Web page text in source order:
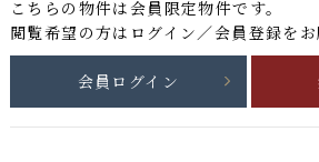
こちらの物件は 会員限定物件です。
閲覧希望の方はログイン／会員登録をお
会員ログイン